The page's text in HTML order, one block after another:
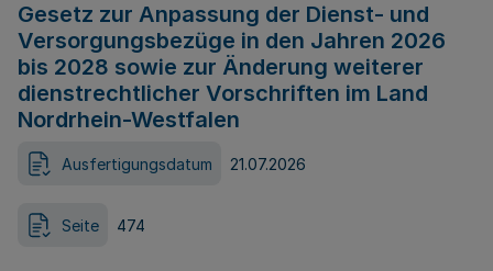
Gesetz zur Anpassung der Dienst- und
Versorgungsbezüge in den Jahren 2026
bis 2028 sowie zur Änderung weiterer
dienstrechtlicher Vorschriften im Land
Nordrhein-Westfalen
Ausfertigungsdatum 21.07.2026
Seite 474